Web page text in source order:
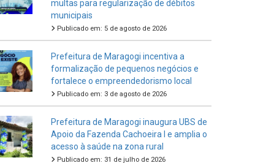
multas para regularização de débitos
municipais
Publicado em: 5 de agosto de 2026
Prefeitura de Maragogi incentiva a
formalização de pequenos negócios e
fortalece o empreendedorismo local
Publicado em: 3 de agosto de 2026
Prefeitura de Maragogi inaugura UBS de
Apoio da Fazenda Cachoeira I e amplia o
acesso à saúde na zona rural
Publicado em: 31 de julho de 2026